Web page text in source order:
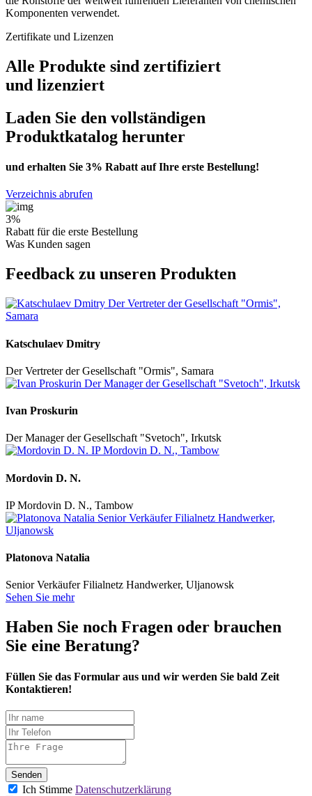
Komponenten verwendet.
Zertifikate und Lizenzen
Alle Produkte sind zertifiziert
und lizenziert
Laden Sie den vollständigen
Produktkatalog herunter
und erhalten Sie 3% Rabatt auf Ihre erste Bestellung!
Verzeichnis abrufen
3%
Rabatt für die erste Bestellung
Was Kunden sagen
Feedback zu unseren Produkten
Katschulaev Dmitry
Der Vertreter der Gesellschaft "Ormis", Samara
Ivan Proskurin
Der Manager der Gesellschaft "Svetoch", Irkutsk
Mordovin D. N.
IP Mordovin D. N., Tambow
Platonova Natalia
Senior Verkäufer Filialnetz Handwerker, Uljanowsk
Sehen Sie mehr
Haben Sie noch Fragen oder brauchen
Sie eine Beratung?
Füllen Sie das Formular aus und wir werden Sie bald Zeit
Kontaktieren!
Senden
Ich Stimme Datenschutzerklärung